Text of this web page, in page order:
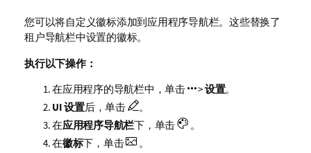
您可以将自定义徽标添加到应用程序导航栏。这些替换了
租户导航栏中设置的徽标。
执行以下操作：
在应用程序的导航栏中，单击
>设置。
UI 设置后，单击
。
在应用程序导航栏下，单击
。
在徽标下，单击
。